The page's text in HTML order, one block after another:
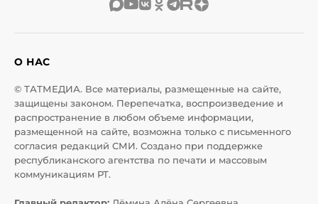
О НАС
© ТАТМЕДИА. Все материалы, размещенные на сайте,
защищены законом. Перепечатка, воспроизведение и
распространение в любом объеме информации,
размещенной на сайте, возможна только с письменного
согласия редакций СМИ. Создано при поддержке
республиканского агентства по печати и массовым
коммуникациям РТ.